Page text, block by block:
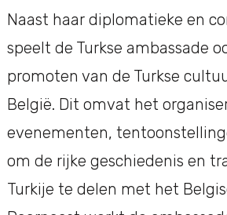
Naast haar diplomatieke en
speelt de Turkse ambassade
promoten van de Turkse
België. Dit omvat het
evenementen,
om de rijke geschiedenis en
Turkije te delen met het